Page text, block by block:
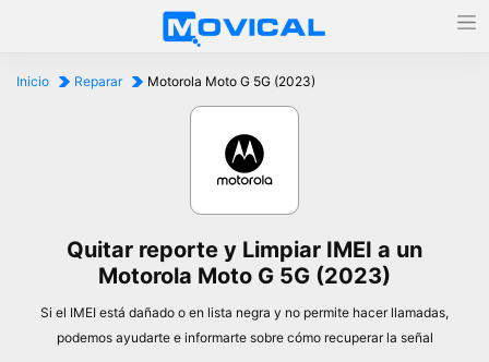
Inicio Reparar Motorola Moto G 5G (2023)
Quitar reporte y Limpiar IMEI a un
Motorola Moto G 5G (2023)
Si el IMEI está dañado o en lista negra y no permite hacer llamadas,
podemos ayudarte e informarte sobre cómo recuperar la señal